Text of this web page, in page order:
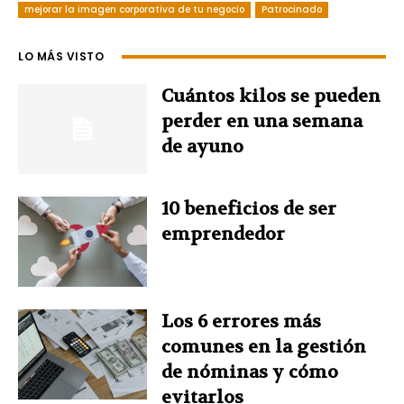
e
b
t
t
k
e
d
I
t
t
e
r
s
A
p
mejorar la imagen corporativa de tu negocio
Patrocinado
LO MÁS VISTO
Cuántos kilos se pueden
perder en una semana
de ayuno
10 beneficios de ser
emprendedor
Los 6 errores más
comunes en la gestión
de nóminas y cómo
evitarlos